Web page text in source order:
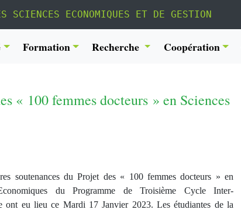
SCIENCES ECONOMIQUES ET DE GESTION
Formation Recherche Coopération
« 100 femmes docteurs » en Sciences
soutenances du Projet des « 100 femmes docteurs » en
du Programme de Troisième Cycle Inter-
ont eu lieu ce Mardi 17 Janvier 2023. Les étudiantes de la